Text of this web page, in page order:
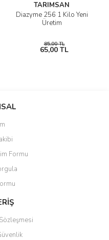
TARIMSAN
Diazyme 256 1 Kilo Yeni
Üretim
85,00 TL
65,00 TL
Formu